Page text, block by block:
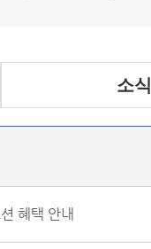
소식
혜택 안내